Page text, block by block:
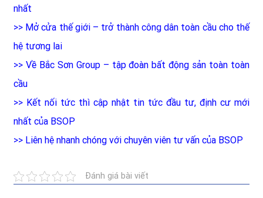
nhất
>> Mở cửa thế giới – trở thành công dân toàn cầu cho thế
hệ tương lai
>> Về Bắc Sơn Group – tập đoàn bất động sản toàn toàn
cầu
>> Kết nối tức thì cập nhật tin tức đầu tư, định cư mới
nhất của BSOP
>> Liên hệ nhanh chóng với chuyên viên tư vấn của BSOP
Đánh giá bài viết